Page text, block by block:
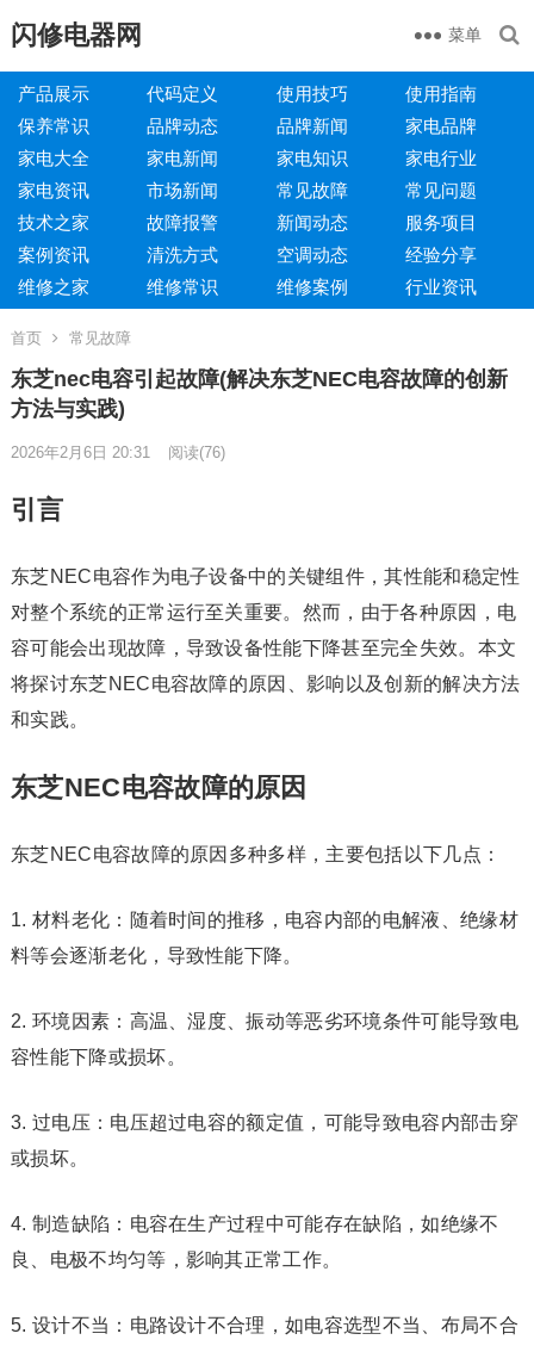
闪修电器网 菜单
产品展示 代码定义 使用技巧
使用指南
保养常识
品牌动态 品牌新闻
家电品牌
家电大全
家电新闻 家电知识
家电行业
家电资讯
市场新闻 常见故障
常见问题
技术之家
故障报警 新闻动态
服务项目
案例资讯
清洗方式 空调动态
经验分享
维修之家
维修常识 维修案例 行业资讯
首页 常见故障
东芝nec电容引起故障(解决东芝NEC电容故障的创新
方法与实践)
2026年2月6日 20:31 阅读(76)
引言
东芝NEC电容作为电子设备中的关键组件，其性能和稳定性
对整个系统的正常运行至关重要。然而，由于各种原因，电
容可能会出现故障，导致设备性能下降甚至完全失效。本文
将探讨东芝NEC电容故障的原因、影响以及创新的解决方法
和实践。
东芝NEC电容故障的原因
东芝NEC电容故障的原因多种多样，主要包括以下几点：
1. 材料老化：随着时间的推移，电容内部的电解液、绝缘材
料等会逐渐老化，导致性能下降。
2. 环境因素：高温、湿度、振动等恶劣环境条件可能导致电
容性能下降或损坏。
3. 过电压：电压超过电容的额定值，可能导致电容内部击穿
或损坏。
4. 制造缺陷：电容在生产过程中可能存在缺陷，如绝缘不
良、电极不均匀等，影响其正常工作。
5. 设计不当：电路设计不合理，如电容选型不当、布局不合